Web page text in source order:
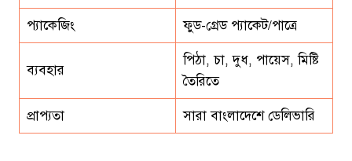
প্যাকেজিং ফুড-গ্রেড প্যাকেট/পাত্রে
ব্যবহার
পিঠা, চা, দুধ, পায়েস, মিষ্টি
তৈরিতে
প্রাপ্যতা সারা বাংলাদেশে ডেলিভারি